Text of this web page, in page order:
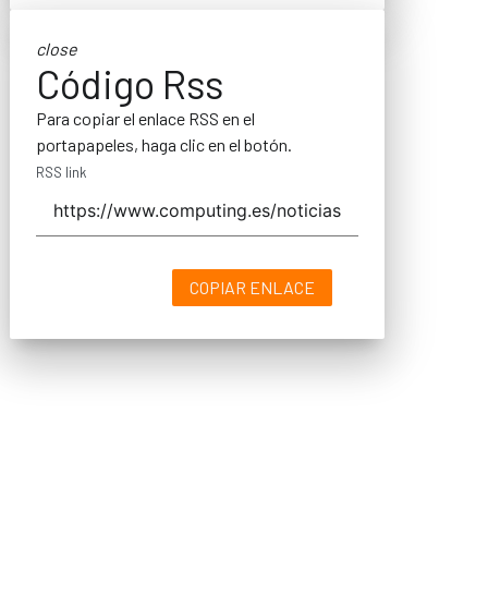
close
Código Rss
Para copiar el enlace RSS en el
portapapeles, haga clic en el botón.
RSS link
COPIAR ENLACE